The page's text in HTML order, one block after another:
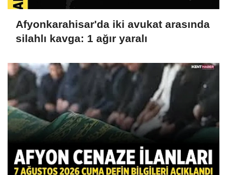
Afyonkarahisar'da iki avukat arasında
silahlı kavga: 1 ağır yaralı